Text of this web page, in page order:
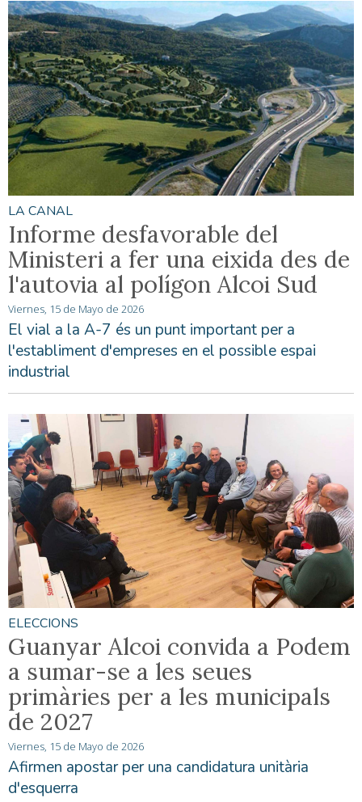
LA CANAL
Informe desfavorable del
Ministeri a fer una eixida des de
l'autovia al polígon Alcoi Sud
Viernes, 15 de Mayo de 2026
El vial a la A-7 és un punt important per a
l'establiment d'empreses en el possible espai
industrial
ELECCIONS
Guanyar Alcoi convida a Podem
a sumar-se a les seues
primàries per a les municipals
de 2027
Viernes, 15 de Mayo de 2026
Afirmen apostar per una candidatura unitària
d'esquerra